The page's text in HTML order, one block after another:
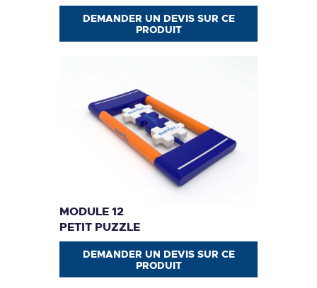
DEMANDER UN DEVIS SUR CE
PRODUIT
MODULE 12
PETIT PUZZLE
DEMANDER UN DEVIS SUR CE
PRODUIT